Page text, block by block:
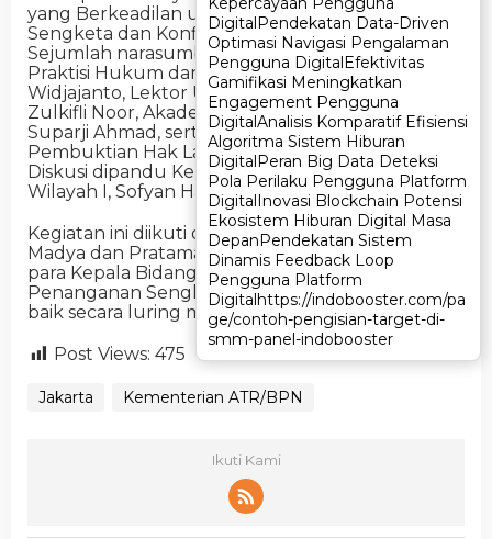
DigitalPendekatan Data-Driven
Optimasi Navigasi Pengalaman
Pengguna DigitalEfektivitas
Gamifikasi Meningkatkan
Engagement Pengguna
DigitalAnalisis Komparatif Efisiensi
Algoritma Sistem Hiburan
DigitalPeran Big Data Deteksi
Pola Perilaku Pengguna Platform
DigitalInovasi Blockchain Potensi
Ekosistem Hiburan Digital Masa
DepanPendekatan Sistem
Dinamis Feedback Loop
Pengguna Platform
Digitalhttps://indobooster.com/pa
ge/contoh-pengisian-target-di-
smm-panel-indobooster
DigitalPendekatan Data-Driven
Optimasi Navigasi Pengalaman
Pengguna DigitalEfektivitas
Gamifikasi Meningkatkan
Engagement Pengguna
DigitalAnalisis Komparatif Efisiensi
Algoritma Sistem Hiburan
DigitalPeran Big Data Deteksi
Pola Perilaku Pengguna Platform
DigitalInovasi Blockchain Potensi
Ekosistem Hiburan Digital Masa
DepanPendekatan Sistem
Dinamis Feedback Loop
Pengguna Platform
Digitalhttps://indobooster.com/pa
ge/contoh-pengisian-target-di-
smm-panel-indobooster
yang Berkeadilan untuk Meminimalisir Terjadinya
Sengketa dan Konflik Pertanahan di Indonesia”.
Sejumlah narasumber dihadirkan, antara lain
Praktisi Hukum dan Kebijakan Agraria Agus
Widjajanto, Lektor Universitas Jayabaya Zulki
Zulkifli Noor, Akademisi dan Pakar Hukum Pidana
Suparji Ahmad, serta Pakar Hukum Agraria dan
Pembuktian Hak Lama Iing R. Sodikin Arifin.
Diskusi dipandu Kepala Subdirektorat Perkara
Wilayah I, Sofyan Hadi Syam.
Kegiatan ini diikuti oleh Pejabat Pimpinan Tinggi
Madya dan Pratama Kementerian ATR/BPN serta
para Kepala Bidang Pengendalian dan
Penanganan Sengketa pada Kanwil BPN Provinsi,
baik secara luring maupun daring.
Post Views: 475
Jakarta Kementerian ATR/BPN
Ikuti Kami